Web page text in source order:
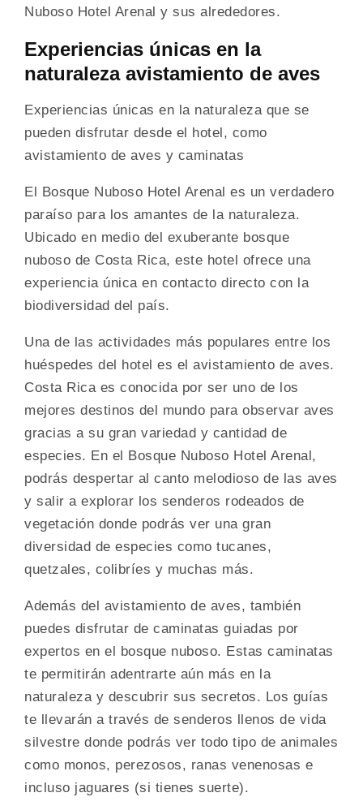
Nuboso Hotel Arenal y sus alrededores.
Experiencias únicas en la
naturaleza avistamiento de aves
Experiencias únicas en la naturaleza que se
pueden disfrutar desde el hotel, como
avistamiento de aves y caminatas
El Bosque Nuboso Hotel Arenal es un verdadero
paraíso para los amantes de la naturaleza.
Ubicado en medio del exuberante bosque
nuboso de Costa Rica, este hotel ofrece una
experiencia única en contacto directo con la
biodiversidad del país.
Una de las actividades más populares entre los
huéspedes del hotel es el avistamiento de aves.
Costa Rica es conocida por ser uno de los
mejores destinos del mundo para observar aves
gracias a su gran variedad y cantidad de
especies. En el Bosque Nuboso Hotel Arenal,
podrás despertar al canto melodioso de las aves
y salir a explorar los senderos rodeados de
vegetación donde podrás ver una gran
diversidad de especies como tucanes,
quetzales, colibríes y muchas más.
Además del avistamiento de aves, también
puedes disfrutar de caminatas guiadas por
expertos en el bosque nuboso. Estas caminatas
te permitirán adentrarte aún más en la
naturaleza y descubrir sus secretos. Los guías
te llevarán a través de senderos llenos de vida
silvestre donde podrás ver todo tipo de animales
como monos, perezosos, ranas venenosas e
incluso jaguares (si tienes suerte).